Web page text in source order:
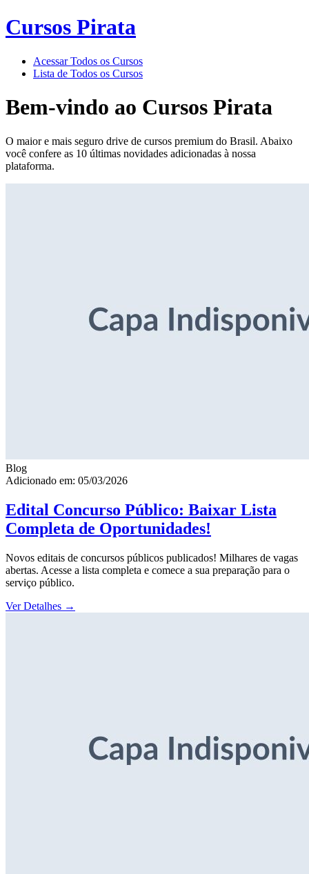
Cursos Pirata
Acessar Todos os Cursos
Lista de Todos os Cursos
Bem-vindo ao Cursos Pirata
O maior e mais seguro drive de cursos premium do Brasil. Abaixo
você confere as 10 últimas novidades adicionadas à nossa
plataforma.
Blog
Adicionado em: 05/03/2026
Edital Concurso Público: Baixar Lista
Completa de Oportunidades!
Novos editais de concursos públicos publicados! Milhares de vagas
abertas. Acesse a lista completa e comece a sua preparação para o
serviço público.
Ver Detalhes →